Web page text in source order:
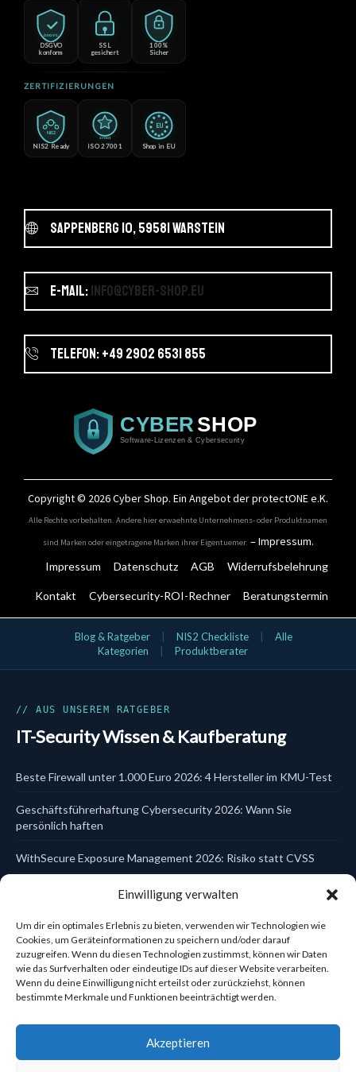
Einwilligung verwalten
Um dir ein optimales Erlebnis zu bieten, verwenden wir Technologien wie
Cookies, um Geräteinformationen zu speichern und/oder darauf
zuzugreifen. Wenn du diesen Technologien zustimmst, können wir Daten
wie das Surfverhalten oder eindeutige IDs auf dieser Website verarbeiten.
Wenn du deine Einwilligung nicht erteilst oder zurückziehst, können
bestimmte Merkmale und Funktionen beeinträchtigt werden.
Akzeptieren
DSGVO
DSGVO
konform
SSL
gesichert
100%
Sicher
ZERTIFIZIERUNGEN
NIS2
NIS2 Ready
27001
ISO 27001
EU
Shop in EU
Sappenberg 10, 59581 Warstein
E-Mail:info@cyber-shop.eu
Telefon: +49 2902 6531 855
Copyright © 2026Cyber Shop. Ein Angebot der protectONE e.K.
Alle Rechte vorbehalten. Andere hier erwaehnte Unternehmens- oder Produktnamen
sind Marken oder eingetragene Marken ihrer Eigentuemer. –Impressum.
Impressum Datenschutz AGB Widerrufsbelehrung
Kontakt Cybersecurity-ROI-Rechner Beratungstermin
IT-Security Kategorien
Bundles
Data Security
DSGVO & KI
Endpoint Security
Firewalls
Hersteller
Incident Response
Kanzlei-Schulungen
MDR
MFA
Mobile Security
NDR
Network Security
Netzwerk-Zubehör
Schulungen & Compliance
Blog & Ratgeber NIS2 Checkliste
Alle
Kategorien
Produktberater
// AUS UNSEREM RATGEBER
IT-Security Wissen & Kaufberatung
Beste Firewall unter 1.000 Euro 2026: 4 Hersteller im KMU-Test
Geschäftsführerhaftung Cybersecurity 2026: Wann Sie
persönlich haften
WithSecure Exposure Management 2026: Risiko statt CVSS
Trellix Data Encryption DSGVO 2026: Laptop- und USB-Schutz
WatchGuard Cloud Firebox einrichten 2026: In 5 Schritten zur
zentral verwalteten Firewall
Sophos Central Konsole 2026: Eine Plattform für 6
Sicherheitsbereiche
Cynet Elite vs Ultimate 2026: Welche Lizenz passt zum KMU?